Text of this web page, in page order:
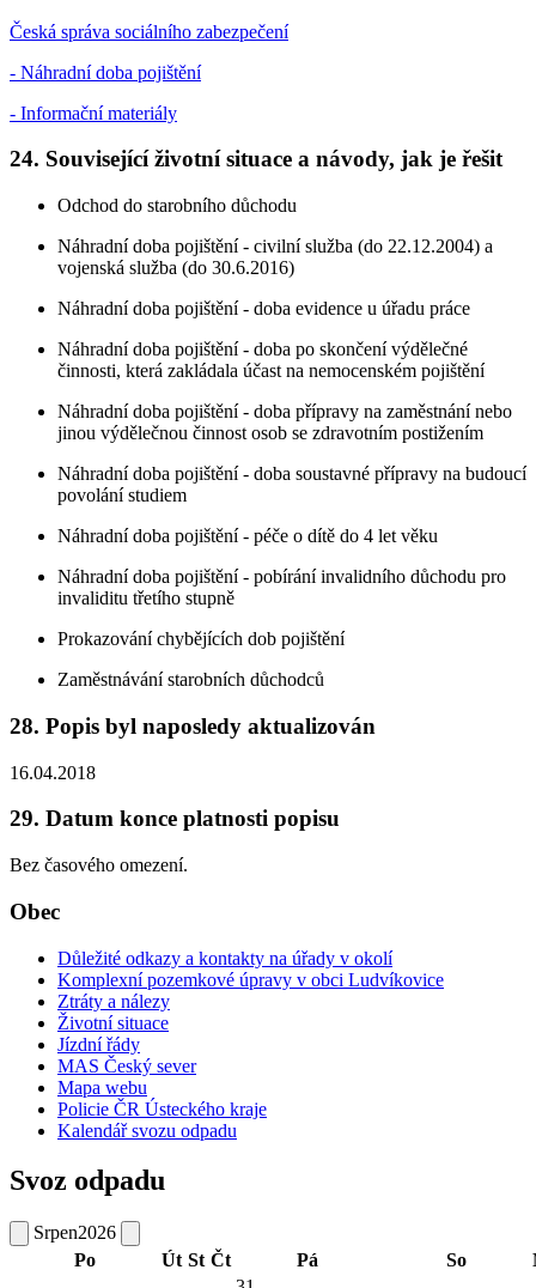
Česká správa sociálního zabezpečení
- Náhradní doba pojištění
- Informační materiály
24. Související životní situace a návody, jak je řešit
Odchod do starobního důchodu
Náhradní doba pojištění - civilní služba (do 22.12.2004) a
vojenská služba (do 30.6.2016)
Náhradní doba pojištění - doba evidence u úřadu práce
Náhradní doba pojištění - doba po skončení výdělečné
činnosti, která zakládala účast na nemocenském pojištění
Náhradní doba pojištění - doba přípravy na zaměstnání nebo
jinou výdělečnou činnost osob se zdravotním postižením
Náhradní doba pojištění - doba soustavné přípravy na budoucí
povolání studiem
Náhradní doba pojištění - péče o dítě do 4 let věku
Náhradní doba pojištění - pobírání invalidního důchodu pro
invaliditu třetího stupně
Prokazování chybějících dob pojištění
Zaměstnávání starobních důchodců
28. Popis byl naposledy aktualizován
16.04.2018
29. Datum konce platnosti popisu
Bez časového omezení.
Obec
Důležité odkazy a kontakty na úřady v okolí
Komplexní pozemkové úpravy v obci Ludvíkovice
Ztráty a nálezy
Životní situace
Jízdní řády
MAS Český sever
Mapa webu
Policie ČR Ústeckého kraje
Kalendář svozu odpadu
Svoz odpadu
Srpen2026
Po
Út St Čt Pá So